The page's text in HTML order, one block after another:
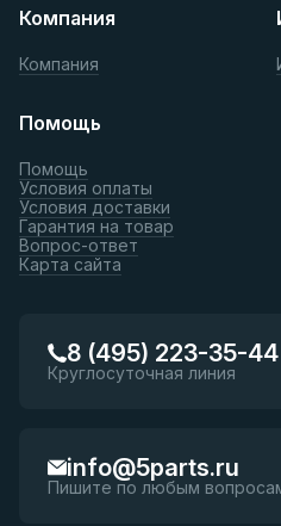
Компания
Компания
Помощь
Помощь
Условия оплаты
Условия доставки
Гарантия на товар
Вопрос-ответ
Карта сайта
8 (495) 223-35-44
Круглосуточная линия
info@5parts.ru
Пишите по любым